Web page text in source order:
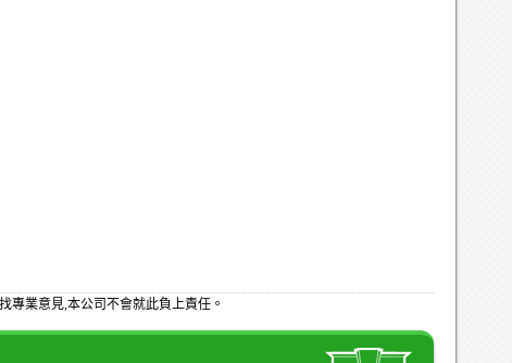
專業意見,本公司不會就此負上責任。